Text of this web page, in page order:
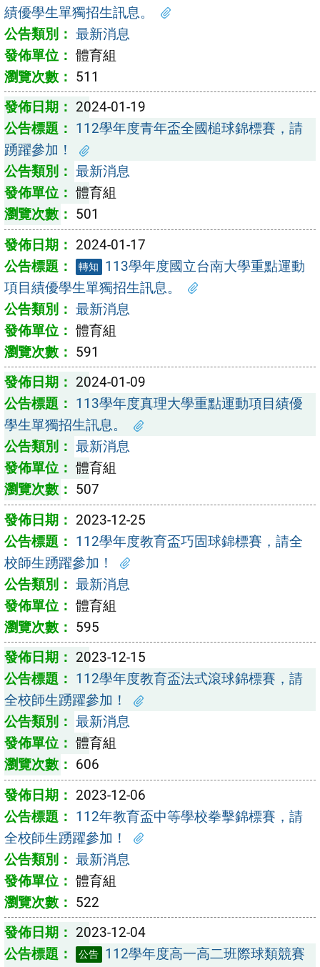
績優學生單獨招生訊息。
最新消息
體育組
511
2024-01-19
112學年度青年盃全國槌球錦標賽，請
踴躍參加！
最新消息
體育組
501
2024-01-17
轉知
113學年度國立台南大學重點運動
項目績優學生單獨招生訊息。
最新消息
體育組
591
2024-01-09
113學年度真理大學重點運動項目績優
學生單獨招生訊息。
最新消息
體育組
507
2023-12-25
112學年度教育盃巧固球錦標賽，請全
校師生踴躍參加！
最新消息
體育組
595
2023-12-15
112學年度教育盃法式滾球錦標賽，請
全校師生踴躍參加！
最新消息
體育組
606
2023-12-06
112年教育盃中等學校拳擊錦標賽，請
全校師生踴躍參加！
最新消息
體育組
522
2023-12-04
公告 112學年度高一高二班際球類競賽